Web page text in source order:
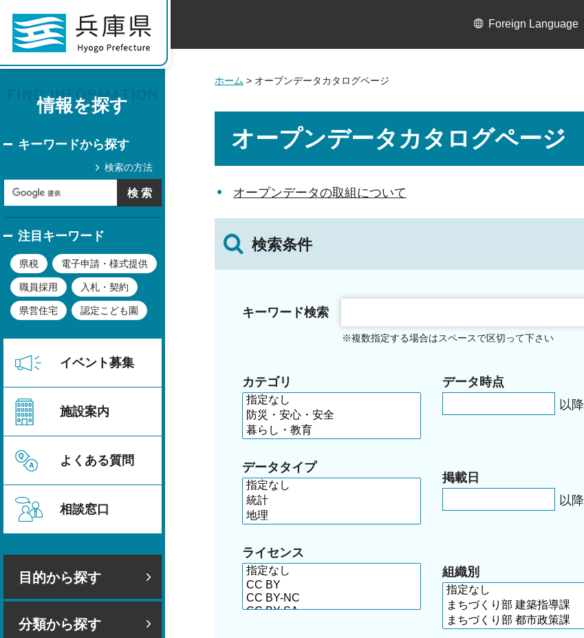
情報を探す
キーワードから探す
検索の方法
注目キーワード
県税 電子申請・様式提供
職員採用 入札・契約
県営住宅 認定こども園
イベント募集
施設案内
よくある質問
相談窓口
目的から探す
分類から探す
Foreign Language
ホーム > オープンデータカタログページ
オープンデータカタログページ
オープンデータの取組について
検索条件
キーワード検索
※複数指定する場合はスペースで区切って下さい
カテゴリ
データタイプ
ライセンス
データ時点
以降
掲載日
以降
組織別